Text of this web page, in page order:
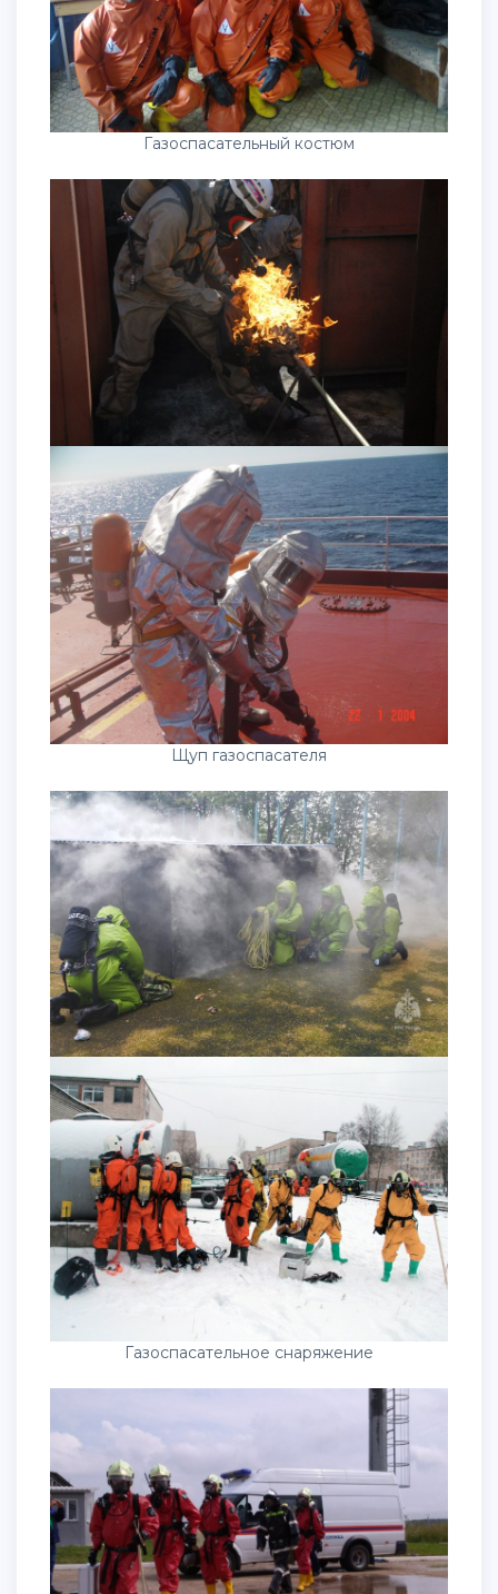
Газоспасательный костюм
Щуп газоспасателя
Газоспасательное снаряжение